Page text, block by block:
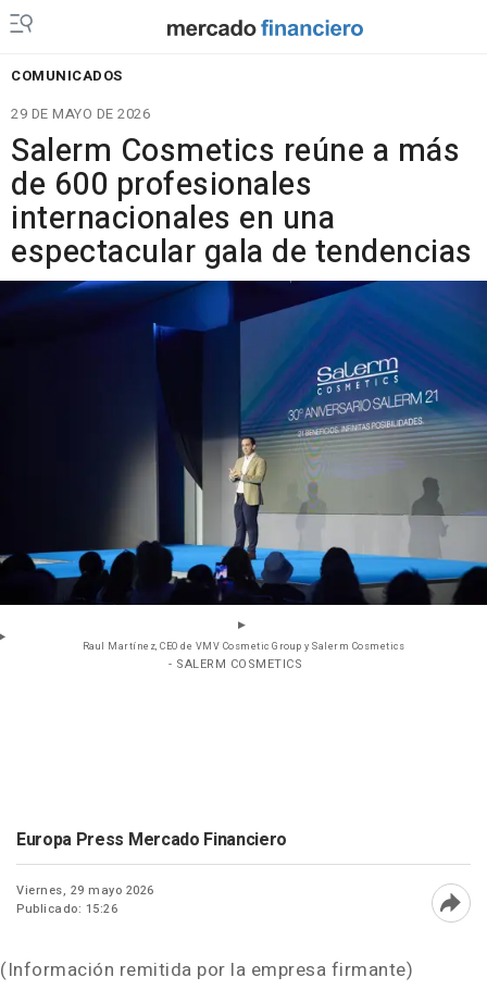
COMUNICADOS
29 DE MAYO DE 2026
Salerm Cosmetics reúne a más
de 600 profesionales
internacionales en una
espectacular gala de tendencias
Raul Martínez, CEO de VMV Cosmetic Group y Salerm Cosmetics
- SALERM COSMETICS
Europa Press Mercado Financiero
Viernes, 29 mayo 2026
Publicado: 15:26
(Información remitida por la empresa firmante)